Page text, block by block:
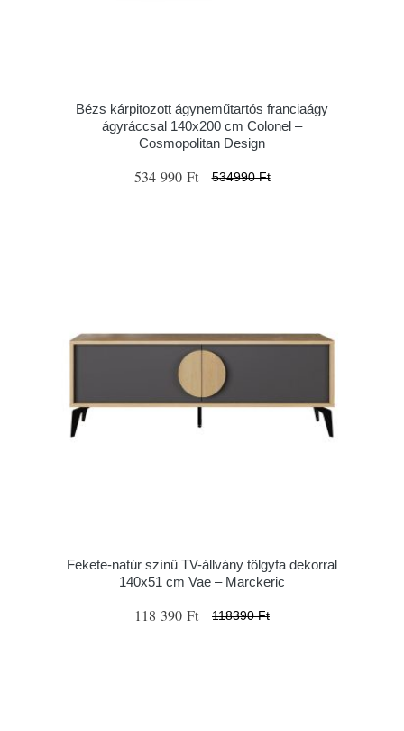
Bézs kárpitozott ágyneműtartós franciaágy
ágyráccsal 140x200 cm Colonel –
Cosmopolitan Design
534 990 Ft 534990 Ft
Fekete-natúr színű TV-állvány tölgyfa dekorral
140x51 cm Vae – Marckeric
118 390 Ft 118390 Ft